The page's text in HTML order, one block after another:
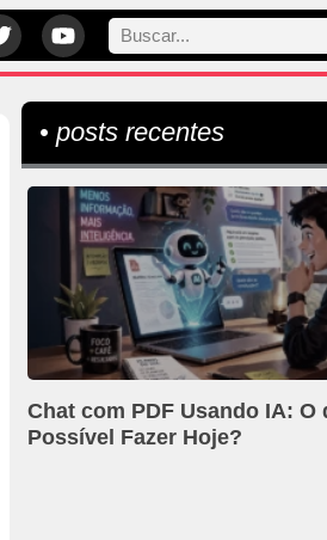
• posts recentes
Chat com PDF Usando IA: O
Possível Fazer Hoje?